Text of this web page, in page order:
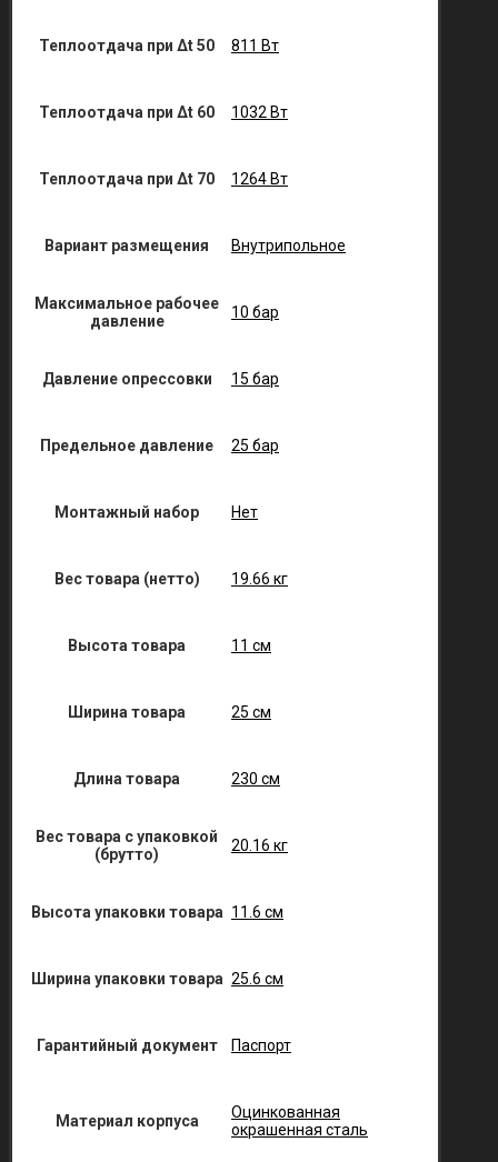
Теплоотдача при Δt 50 811 Вт
Теплоотдача при Δt 60 1032 Вт
Теплоотдача при Δt 70 1264 Вт
Вариант размещения Внутрипольное
Максимальное рабочее
давление
10 бар
Давление опрессовки 15 бар
Предельное давление 25 бар
Монтажный набор Нет
Вес товара (нетто) 19.66 кг
Высота товара 11 см
Ширина товара 25 см
Длина товара 230 см
Вес товара с упаковкой
(брутто)
20.16 кг
Высота упаковки товара 11.6 см
Ширина упаковки товара 25.6 см
Гарантийный документ Паспорт
Материал корпуса
Оцинкованная
окрашенная сталь